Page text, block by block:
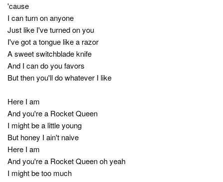
'cause
I can turn on anyone
Just like I've turned on you
I've got a tongue like a razor
A sweet switchblade knife
And I can do you favors
But then you'll do whatever I like
Here I am
And you're a Rocket Queen
I might be a little young
But honey I ain't naive
Here I am
And you're a Rocket Queen oh yeah
I might be too much